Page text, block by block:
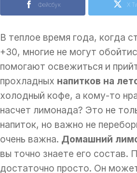
Фейсбук X
В теплое время года, когда
+30, многие не могут
помогают освежиться и
прохладных напитков на
холодный кофе, а кому-то
насчет лимонада? Это не
напиток, но важно не
очень важна. Домашний
вы точно знаете его состав.
достаточно просто. Он